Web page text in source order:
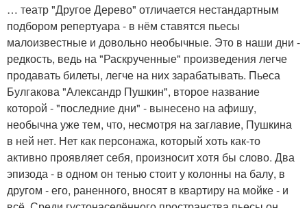
… театр "Другое Дерево" отличается нестандартным
подбором репертуара - в нём ставятся пьесы
малоизвестные и довольно необычные. Это в наши дни -
редкость, ведь на "Раскрученные" произведения легче
продавать билеты, легче на них зарабатывать. Пьеса
Булгакова "Александр Пушкин", второе название
которой - "последние дни" - вынесено на афишу,
необычна уже тем, что, несмотря на заглавие, Пушкина
в ней нет. Нет как персонажа, который хоть как-то
активно проявляет себя, произносит хотя бы слово. Два
эпизода - в одном он тенью стоит у колонны на балу, в
другом - его, раненного, вносят в квартиру на мойке - и